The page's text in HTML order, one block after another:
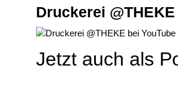
Druckerei @THEKE
Jetzt auch als